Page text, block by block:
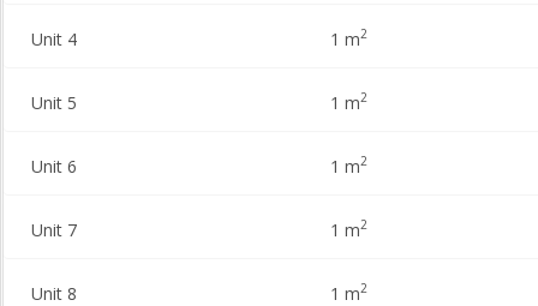
Unit 4 1 m2
Unit 5 1 m2
Unit 6 1 m2
Unit 7 1 m2
Unit 8 1 m2